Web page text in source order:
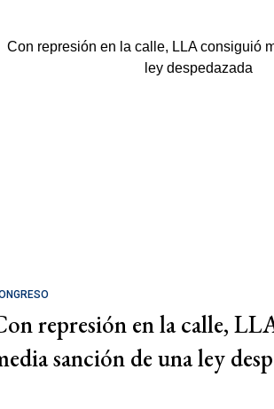
represión en la calle,
sanción de una ley